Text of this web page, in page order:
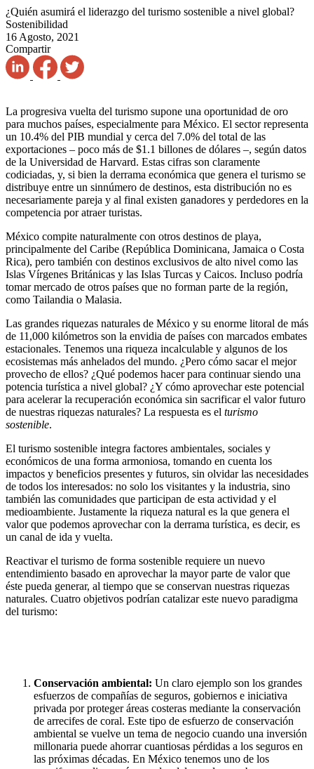
¿Quién asumirá el liderazgo del turismo sostenible a nivel global?
Sostenibilidad
16 Agosto, 2021
Compartir
La progresiva vuelta del turismo supone una oportunidad de oro
para muchos países, especialmente para México. El sector representa
un 10.4% del PIB mundial y cerca del 7.0% del total de las
exportaciones – poco más de $1.1 billones de dólares –, según datos
de la Universidad de Harvard. Estas cifras son claramente
codiciadas, y, si bien la derrama económica que genera el turismo se
distribuye entre un sinnúmero de destinos, esta distribución no es
necesariamente pareja y al final existen ganadores y perdedores en la
competencia por atraer turistas.
México compite naturalmente con otros destinos de playa,
principalmente del Caribe (República Dominicana, Jamaica o Costa
Rica), pero también con destinos exclusivos de alto nivel como las
Islas Vírgenes Británicas y las Islas Turcas y Caicos. Incluso podría
tomar mercado de otros países que no forman parte de la región,
como Tailandia o Malasia.
Las grandes riquezas naturales de México y su enorme litoral de más
de 11,000 kilómetros son la envidia de países con marcados embates
estacionales. Tenemos una riqueza incalculable y algunos de los
ecosistemas más anhelados del mundo. ¿Pero cómo sacar el mejor
provecho de ellos? ¿Qué podemos hacer para continuar siendo una
potencia turística a nivel global? ¿Y cómo aprovechar este potencial
para acelerar la recuperación económica sin sacrificar el valor futuro
de nuestras riquezas naturales? La respuesta es el turismo
sostenible.
El turismo sostenible integra factores ambientales, sociales y
económicos de una forma armoniosa, tomando en cuenta los
impactos y beneficios presentes y futuros, sin olvidar las necesidades
de todos los interesados: no solo los visitantes y la industria, sino
también las comunidades que participan de esta actividad y el
medioambiente. Justamente la riqueza natural es la que genera el
valor que podemos aprovechar con la derrama turística, es decir, es
un canal de ida y vuelta.
Reactivar el turismo de forma sostenible requiere un nuevo
entendimiento basado en aprovechar la mayor parte de valor que
éste pueda generar, al tiempo que se conservan nuestras riquezas
naturales. Cuatro objetivos podrían catalizar este nuevo paradigma
del turismo:
Conservación ambiental: Un claro ejemplo son los grandes
esfuerzos de compañías de seguros, gobiernos e iniciativa
privada por proteger áreas costeras mediante la conservación
de arrecifes de coral. Este tipo de esfuerzo de conservación
ambiental se vuelve un tema de negocio cuando una inversión
millonaria puede ahorrar cuantiosas pérdidas a los seguros en
las próximas décadas. En México tenemos uno de los